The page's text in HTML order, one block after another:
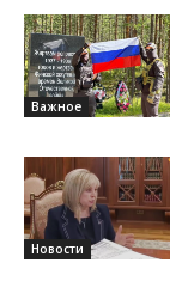
Важное
Новости